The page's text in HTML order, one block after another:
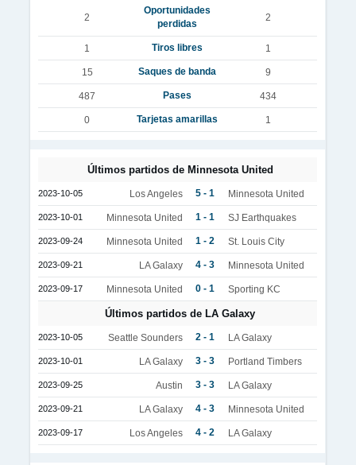
2
Oportunidades
perdidas
2
1 Tiros libres 1
15 Saques de banda 9
487 Pases 434
0 Tarjetas amarillas 1
Últimos partidos de Minnesota United
2023-10-05 Los Angeles 5 - 1 Minnesota United
2023-10-01 Minnesota United 1 - 1 SJ Earthquakes
2023-09-24 Minnesota United 1 - 2 St. Louis City
2023-09-21 LA Galaxy 4 - 3 Minnesota United
2023-09-17 Minnesota United 0 - 1 Sporting KC
Últimos partidos de LA Galaxy
2023-10-05 Seattle Sounders 2 - 1 LA Galaxy
2023-10-01 LA Galaxy 3 - 3 Portland Timbers
2023-09-25 Austin 3 - 3 LA Galaxy
2023-09-21 LA Galaxy 4 - 3 Minnesota United
2023-09-17 Los Angeles 4 - 2 LA Galaxy